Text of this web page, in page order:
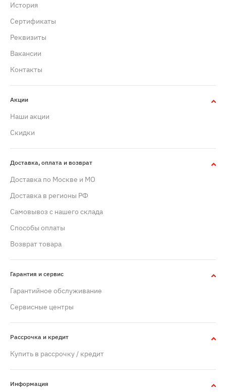
История
Сертификаты
Реквизиты
Вакансии
Контакты
Акции
Наши акции
Скидки
Доставка, оплата и возврат
Доставка по Москве и МО
Доставка в регионы РФ
Самовывоз с нашего склада
Способы оплаты
Возврат товара
Гарантия и сервис
Гарантийное обслуживание
Сервисные центры
Рассрочка и кредит
Купить в рассрочку / кредит
Информация